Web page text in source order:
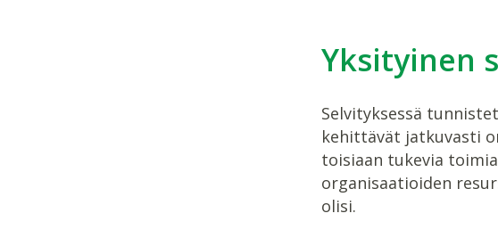
Yksityinen
Selvityksessä
kehittävät jatkuvasti
toisiaan tukevia
organisaatioiden
olisi.